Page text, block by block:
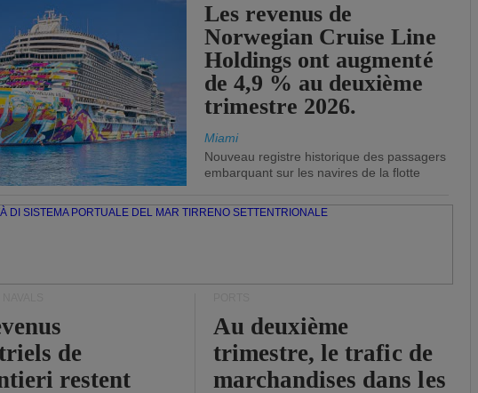
Les revenus de
Norwegian Cruise Line
Holdings ont augmenté
de 4,9 % au deuxième
trimestre 2026.
Miami
Nouveau registre historique des passagers
embarquant sur les navires de la flotte
de
restent
Au deuxième
trimestre, le trafic de
marchandises dans les